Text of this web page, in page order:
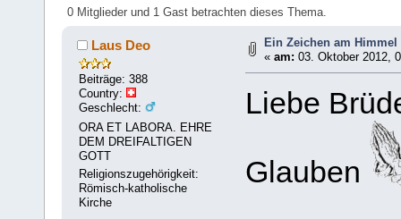
0 Mitglieder und 1 Gast betrachten dieses Thema.
Laus Deo
Beiträge: 388
Country:
Geschlecht:
ORA ET LABORA. EHRE
DEM DREIFALTIGEN
GOTT
Religionszugehörigkeit:
Römisch-katholische
Kirche
Ein Zeichen am Himmel
«am: 03. Oktober 2012,
Liebe
Glauben